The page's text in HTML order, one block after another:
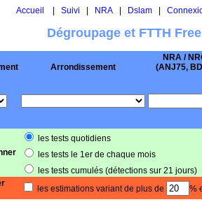
Accueil Suivi NRA| Dslam|
Dégroupage et FTTH
Arrondissement
NRA /
(ANJ75,
les tests quotidiens
les tests le 1er de chaque mois
les tests cumulés (détections sur 21 jours)
les estimations variant de plus de %